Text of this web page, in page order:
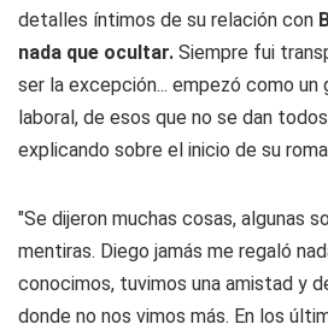
detalles íntimos de su relación con
nada que ocultar. Siempre fui
ser la excepción... empezó como un
laboral, de esos que no se dan
explicando sobre el inicio de su
"Se dijeron muchas cosas, algunas
mentiras. Diego jamás me regaló
conocimos, tuvimos una amistad y
donde no nos vimos más. En los